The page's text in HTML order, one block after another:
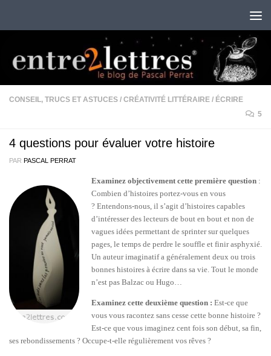
CONSEIL, TRUCS ET ASTUCES / CRÉATIVITÉ LITTÉRAIRE / ÉCRIRE
5
4 questions pour évaluer votre histoire
PAR PASCAL PERRAT
Examinez objectivement cette première question :
Combien d’histoires portez-vous en vous
? Entendons-nous, il s’agit d’histoires capables
d’intéresser des lecteurs de bout en bout et non de
vagues idées permettant de sprinter sur quelques
pages, le temps de perdre le souffle et finir asphyxié.
Un auteur imaginatif a généralement deux ou trois
bonnes histoires à écrire dans sa vie. Tout le monde
n’est pas Balzac ou Hugo…
Examinez cette deuxième question : Est-ce que
vous vous racontez sans cesse cette bonne histoire ?
Est-ce que vous imaginez cent fois son début, sa fin,
ses rebondissements ? Occupe-t-elle régulièrement vos rêves ?